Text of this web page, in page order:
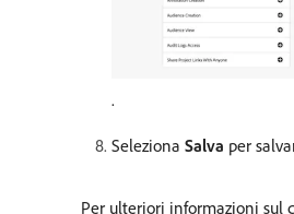
.
Seleziona Salva per
Per ulteriori informazioni sul